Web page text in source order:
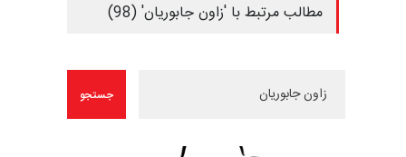
مطالب مرتبط با 'زاون جابوریان' (98)